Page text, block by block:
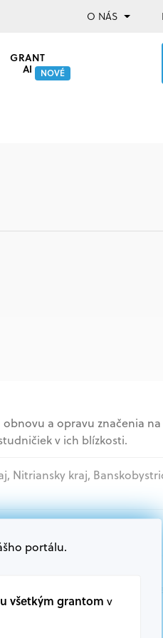
O NÁS
GRANT
AI NOVÉ
a opravu značenia
v ich blízkosti.
Nitriansky kraj,
nájdete
portálu.
všetkým grantom v